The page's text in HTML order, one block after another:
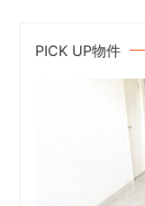
PICK UP物件